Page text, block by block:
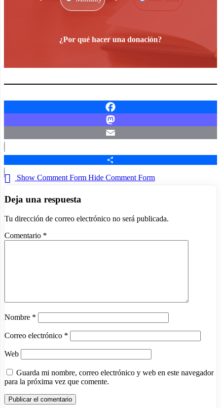
¿Por qué hacer una donación?
Email
Compartir
Show Comment Form Hide Comment Form
Deja una respuesta
Tu dirección de correo electrónico no será publicada.
Comentario *
Nombre *
Correo electrónico *
Web
Guarda mi nombre, correo electrónico y web en este navegador
para la próxima vez que comente.